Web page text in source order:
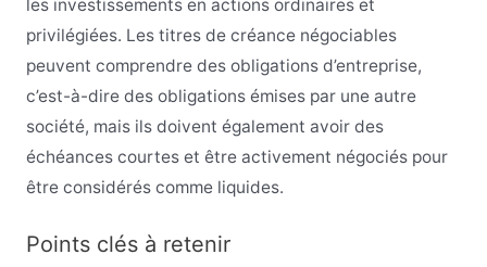
les investissements en actions ordinaires et
privilégiées. Les titres de créance négociables
peuvent comprendre des obligations d’entreprise,
c’est-à-dire des obligations émises par une autre
société, mais ils doivent également avoir des
échéances courtes et être activement négociés pour
être considérés comme liquides.
Points clés à retenir